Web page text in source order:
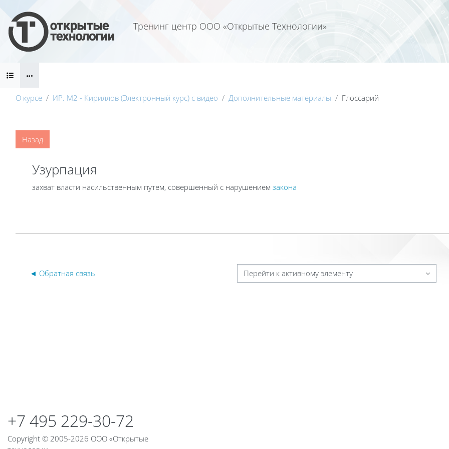
Тренинг центр ООО «Открытые Технологии»
Блоки
О курсе ИР. М2 - Кириллов (Электронный курс) с видео Дополнительные материалы Глоссарий
Блоки
Назад
Узурпация
захват власти насильственным путем, совершенный с нарушением закона
◄ Обратная связь Перейти к активному элементу
+7 495 229-30-72
Copyright © 2005-2026 ООО «Открытые